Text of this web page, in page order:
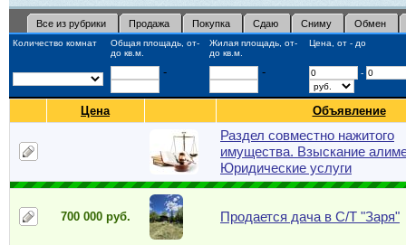
Все из рубрики Продажа Покупка Сдаю Сниму Обмен
Количество комнат
Общая площадь, от-
до кв.м.
Жилая площадь, от-
до кв.м.
Цена, от - до
- - -
Цена Объявление
Раздел совместно нажитого
имущества. Взыскание
Юридические услуги
700 000 руб. Продается дача в С/Т "Заря"